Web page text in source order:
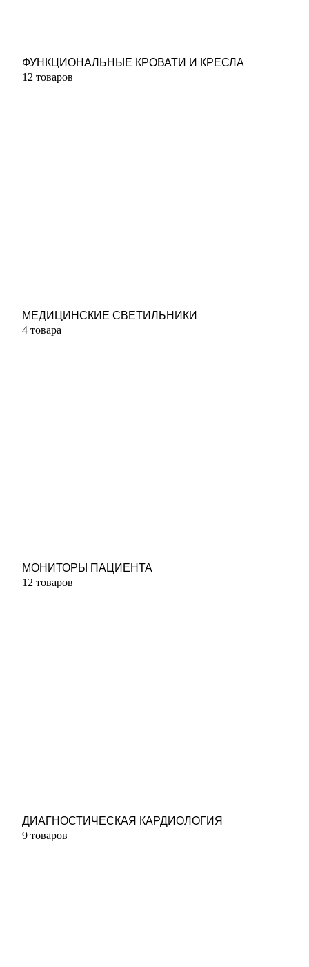
ФУНКЦИОНАЛЬНЫЕ КРОВАТИ И КРЕСЛА
12 товаров
МЕДИЦИНСКИЕ СВЕТИЛЬНИКИ
4 товара
МОНИТОРЫ ПАЦИЕНТА
12 товаров
ДИАГНОСТИЧЕСКАЯ КАРДИОЛОГИЯ
9 товаров